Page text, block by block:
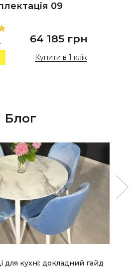
09
64 185 грн
Купити в 1 клік
Блог
для кухні: докладний гайд